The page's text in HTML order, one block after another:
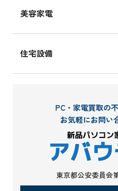
美容家電
住宅設備
PC・家電買取の
お気軽にお問い
東京都公安委員会